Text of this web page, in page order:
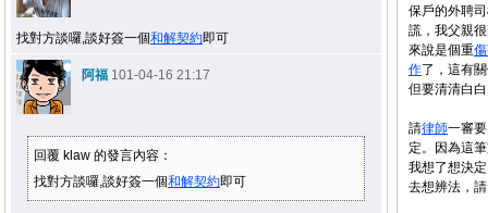
保戶的外聘
謊，我父親
來說是個重
作了，這有
但要清清白
請律師一審
定。因為這
我想了想決
去想辨法，
找對方談囉,談好簽一個和解契約即可
阿福 101-04-16 21:17
回覆 klaw 的發言內容：
找對方談囉,談好簽一個和解契約即可